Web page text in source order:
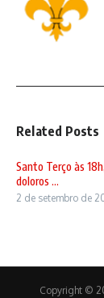
Related Posts
Santo Terço às
doloros ...
2 de setembro de
Copyright ©